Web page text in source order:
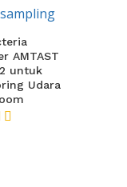
AMTAST
untuk
Udara